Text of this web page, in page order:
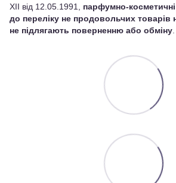
XII від 12.05.1991, парфумно-
до переліку не продовольчих товарів
не підлягають поверненню або обміну